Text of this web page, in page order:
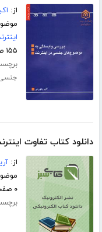
از:
۱۵۵ صفحه
جنسی
دانلود کتاب تفاوت
از:
۰ صفحه